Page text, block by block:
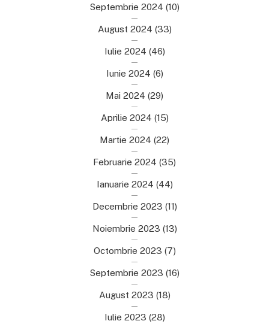
Septembrie 2024 (10)
August 2024 (33)
Iulie 2024 (46)
Iunie 2024 (6)
Mai 2024 (29)
Aprilie 2024 (15)
Martie 2024 (22)
Februarie 2024 (35)
Ianuarie 2024 (44)
Decembrie 2023 (11)
Noiembrie 2023 (13)
Octombrie 2023 (7)
Septembrie 2023 (16)
August 2023 (18)
Iulie 2023 (28)